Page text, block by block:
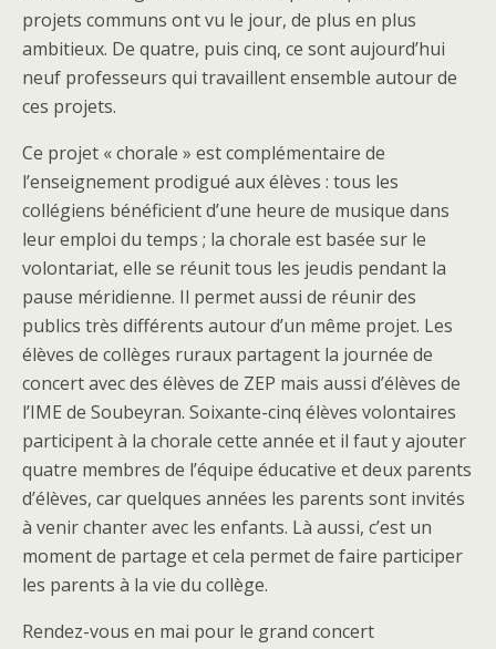
projets communs ont vu le jour, de plus en plus
ambitieux. De quatre, puis cinq, ce sont aujourd’hui
neuf professeurs qui travaillent ensemble autour de
ces projets.
Ce projet « chorale » est complémentaire de
l’enseignement prodigué aux élèves : tous les
collégiens bénéficient d’une heure de musique dans
leur emploi du temps ; la chorale est basée sur le
volontariat, elle se réunit tous les jeudis pendant la
pause méridienne. Il permet aussi de réunir des
publics très différents autour d’un même projet. Les
élèves de collèges ruraux partagent la journée de
concert avec des élèves de ZEP mais aussi d’élèves de
l’IME de Soubeyran. Soixante-cinq élèves volontaires
participent à la chorale cette année et il faut y ajouter
quatre membres de l’équipe éducative et deux parents
d’élèves, car quelques années les parents sont invités
à venir chanter avec les enfants. Là aussi, c’est un
moment de partage et cela permet de faire participer
les parents à la vie du collège.
Rendez-vous en mai pour le grand concert